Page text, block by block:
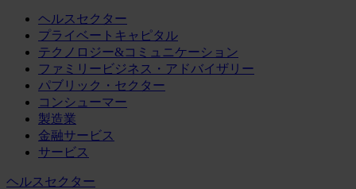
ヘルスセクター
プライベートキャピタル
テクノロジー&コミュニケーション
ファミリービジネス・アドバイザリー
パブリック・セクター
コンシューマー
製造業
金融サービス
サービス
ヘルスセクター